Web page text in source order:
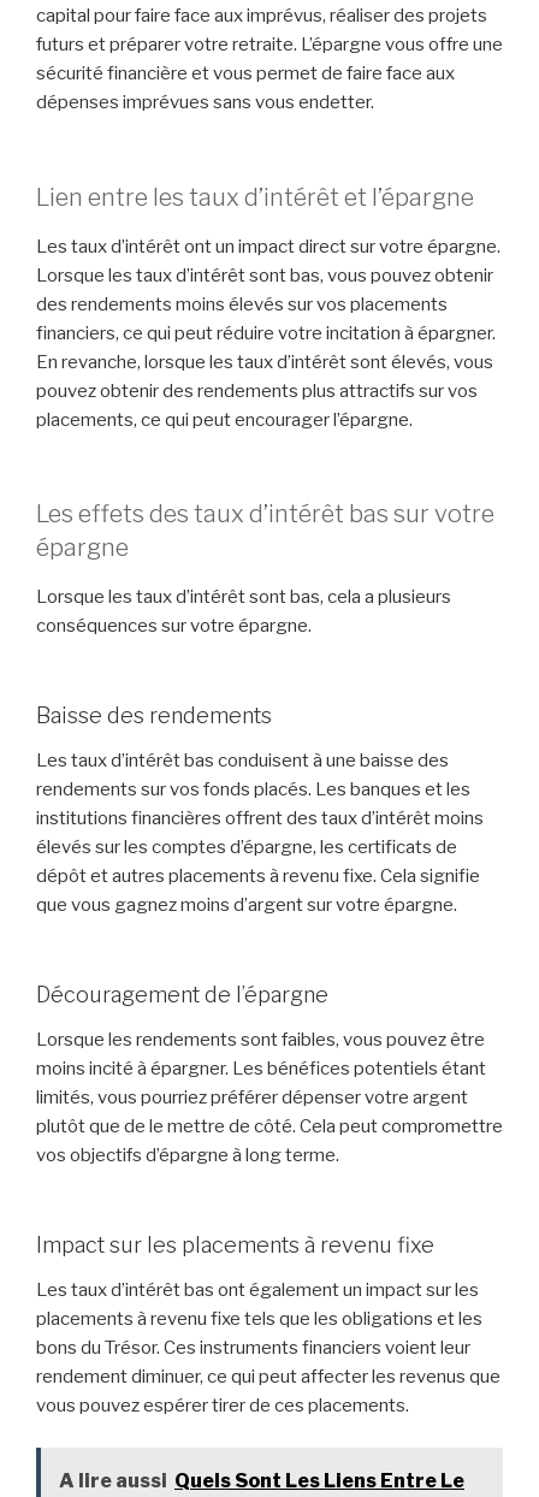
capital pour faire face aux imprévus, réaliser des projets
futurs et préparer votre retraite. L’épargne vous offre une
sécurité financière et vous permet de faire face aux
dépenses imprévues sans vous endetter.
Lien entre les taux d’intérêt et l’épargne
Les taux d’intérêt ont un impact direct sur votre épargne.
Lorsque les taux d’intérêt sont bas, vous pouvez obtenir
des rendements moins élevés sur vos placements
financiers, ce qui peut réduire votre incitation à épargner.
En revanche, lorsque les taux d’intérêt sont élevés, vous
pouvez obtenir des rendements plus attractifs sur vos
placements, ce qui peut encourager l’épargne.
Les effets des taux d’intérêt bas sur votre
épargne
Lorsque les taux d’intérêt sont bas, cela a plusieurs
conséquences sur votre épargne.
Baisse des rendements
Les taux d’intérêt bas conduisent à une baisse des
rendements sur vos fonds placés. Les banques et les
institutions financières offrent des taux d’intérêt moins
élevés sur les comptes d’épargne, les certificats de
dépôt et autres placements à revenu fixe. Cela signifie
que vous gagnez moins d’argent sur votre épargne.
Découragement de l’épargne
Lorsque les rendements sont faibles, vous pouvez être
moins incité à épargner. Les bénéfices potentiels étant
limités, vous pourriez préférer dépenser votre argent
plutôt que de le mettre de côté. Cela peut compromettre
vos objectifs d’épargne à long terme.
Impact sur les placements à revenu fixe
Les taux d’intérêt bas ont également un impact sur les
placements à revenu fixe tels que les obligations et les
bons du Trésor. Ces instruments financiers voient leur
rendement diminuer, ce qui peut affecter les revenus que
vous pouvez espérer tirer de ces placements.
A lire aussi Quels Sont Les Liens Entre Le